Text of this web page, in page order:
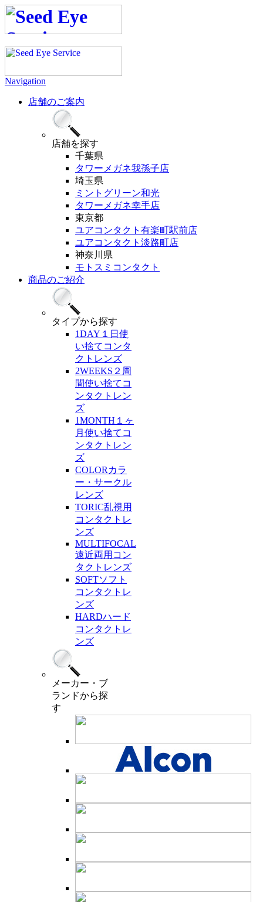
Navigation
店舗のご案内
店舗を探す
千葉県
タワーメガネ我孫子店
埼玉県
ミントグリーン和光
タワーメガネ幸手店
東京都
ユアコンタクト有楽町駅前店
ユアコンタクト淡路町店
神奈川県
モトスミコンタクト
商品のご紹介
タイプから探す
1DAY １日使
い捨てコンタ
クトレンズ
2WEEKS ２周
間使い捨てコ
ンタクトレン
ズ
1MONTH １ヶ
月使い捨てコ
ンタクトレン
ズ
COLORカラ
ー・サークル
レンズ
TORIC乱視用
コンタクトレ
ンズ
MULTIFOCAL
遠近両用コン
タクトレンズ
SOFTソフト
コンタクトレ
ンズ
HARDハード
コンタクトレ
ンズ
メーカー・ブ
ランドから探
す